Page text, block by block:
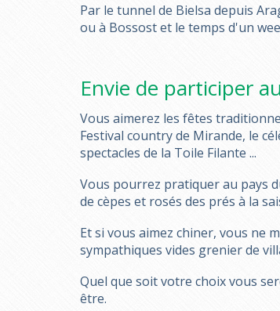
Par le tunnel de Bielsa depuis
ou à Bossost et le temps d'un
Envie de participer
Vous aimerez les fêtes
Festival country de Mirande, le
spectacles de la Toile Filante ...
Vous pourrez pratiquer au pays
de cèpes et rosés des prés à la
Et si vous aimez chiner, vous ne
sympathiques vides grenier de
Quel que soit votre choix vous
être.